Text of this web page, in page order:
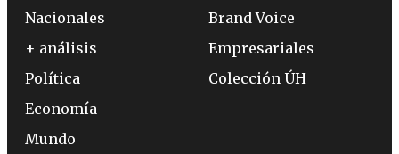
Nacionales
+ análisis
Política
Economía
Mundo
Brand Voice
Empresariales
Colección ÚH